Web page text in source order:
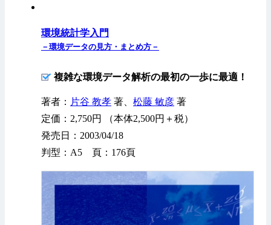
環境統計学入門
－環境データの見方・まとめ方－
複雑な環境データ解析の最初の一歩に最適！
著者： 片谷 教孝 著、 松藤 敏彦 著
定価：2,750円 （本体2,500円＋税）
発売日：2003/04/18
判型：A5 頁：176頁